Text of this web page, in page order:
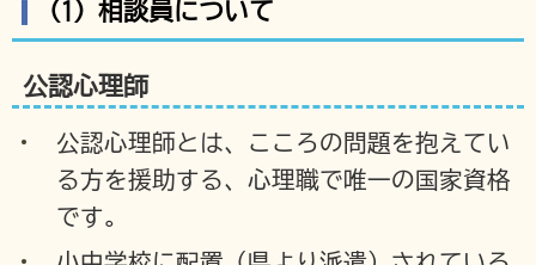
（1）相談員について
公認心理師
公認心理師とは、こころの問題を抱えてい
る方を援助する、心理職で唯一の国家資格
です。